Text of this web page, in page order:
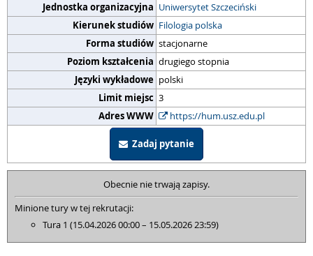
Jednostka organizacyjna Uniwersytet Szczeciński
Kierunek studiów Filologia polska
Forma studiów stacjonarne
Poziom kształcenia drugiego stopnia
Języki wykładowe polski
Limit miejsc 3
Adres WWW
https://hum.usz.edu.pl
Zadaj pytanie
Obecnie nie trwają zapisy.
Minione tury w tej rekrutacji:
Tura 1 (15.04.2026 00:00 – 15.05.2026 23:59)